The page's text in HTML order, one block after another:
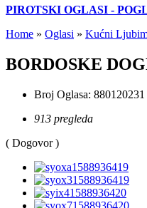
PIROTSKI OGLASI -
Home » Oglasi » Kućni
BORDOSKE
Broj Oglasa: 880120231
913 pregleda
( Dogovor )